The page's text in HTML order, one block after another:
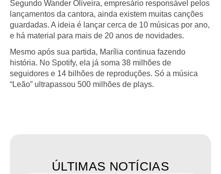
Segundo Wander Oliveira, empresário responsável pelos
lançamentos da cantora, ainda existem muitas canções
guardadas. A ideia é lançar cerca de 10 músicas por ano,
e há material para mais de 20 anos de novidades.
Mesmo após sua partida, Marília continua fazendo
história. No Spotify, ela já soma 38 milhões de
seguidores e 14 bilhões de reproduções. Só a música
“Leão” ultrapassou 500 milhões de plays.
ÚLTIMAS NOTÍCIAS